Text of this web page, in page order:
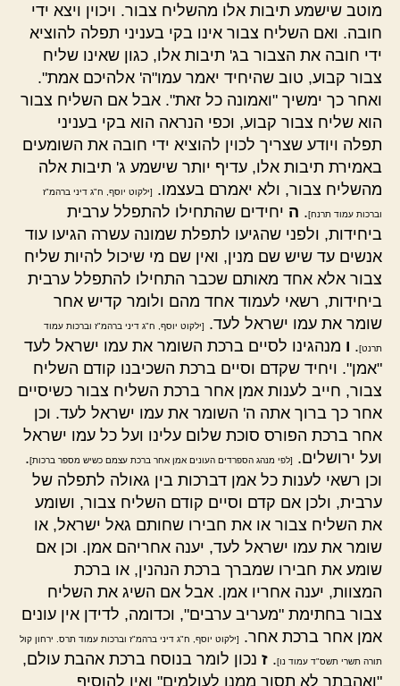
מוטב שישמע תיבות אלו מהשליח צבור. ויכוין ויצא ידי
חובה. ואם השליח צבור אינו בקי בעניני תפלה להוציא
ידי חובה את הצבור בג' תיבות אלו, כגון שאינו שליח
צבור קבוע, טוב שהיחיד יאמר עמו"ה' אלהיכם אמת".
ואחר כך ימשיך "ואמונה כל זאת". אבל אם השליח צבור
הוא שליח צבור קבוע, וכפי הנראה הוא בקי בעניני
תפלה ויודע שצריך לכוין להוציא ידי חובה את השומעים
באמירת תיבות אלו, עדיף יותר שישמע ג' תיבות אלה
מהשליח צבור, ולא יאמרם בעצמו.
[ילקוט יוסף, ח"ג דיני ברהמ"ז
וברכות עמוד תרנח]. ה יחידים שהתחילו להתפלל ערבית
ביחידות, ולפני שהגיעו לתפלת שמונה עשרה הגיעו עוד
אנשים עד שיש שם מנין, ואין שם מי שיכול להיות שליח
צבור אלא אחד מאותם שכבר התחילו להתפלל ערבית
ביחידות, רשאי לעמוד אחד מהם ולומר קדיש אחר
שומר את עמו ישראל לעד.
[ילקוט יוסף, ח"ג דיני ברהמ"ז וברכות עמוד
תרנט]. ו מנהגינו לסיים ברכת השומר את עמו ישראל לעד
"אמן". ויחיד שקדם וסיים ברכת השכיבנו קודם השליח
צבור, חייב לענות אמן אחר ברכת השליח צבור כשיסיים
אחר כך ברוך אתה ה' השומר את עמו ישראל לעד. וכן
אחר ברכת הפורס סוכת שלום עלינו ועל כל עמו ישראל
ועל ירושלים.
[לפי מנהג הספרדים העונים אמן אחר ברכת עצמם כשיש מספר ברכות].
וכן רשאי לענות כל אמן דברכות בין גאולה לתפלה של
ערבית, ולכן אם קדם וסיים קודם השליח צבור, ושומע
את השליח צבור או את חבירו שחותם גאל ישראל, או
שומר את עמו ישראל לעד, יענה אחריהם אמן. וכן אם
שומע את חבירו שמברך ברכת הנהנין, או ברכת
המצוות, יענה אחריו אמן. אבל אם השיג את השליח
צבור בחתימת "מעריב ערבים", וכדומה, לדידן אין עונים
אמן אחר ברכת אחר.
[ילקוט יוסף, ח"ג דיני ברהמ"ז וברכות עמוד תרס. ירחון קול
תורה תשרי תשס"ד עמוד נו]. ז נכון לומר בנוסח ברכת אהבת עולם,
"ואהבתך לא תסור ממנו לעולמים" ואין להוסיף